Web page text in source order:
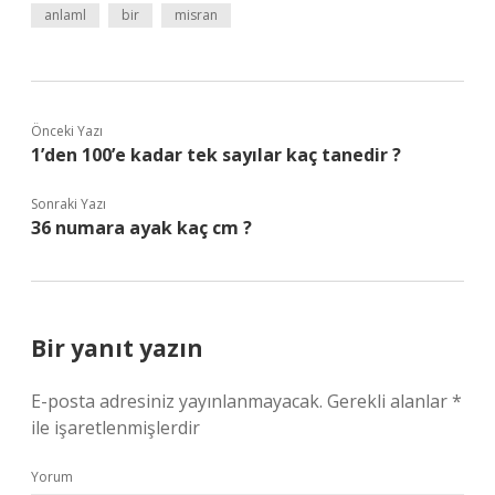
anlaml bir misran
Önceki Yazı
1’den 100’e kadar tek sayılar kaç tanedir ?
Sonraki Yazı
36 numara ayak kaç cm ?
Bir yanıt yazın
E-posta adresiniz yayınlanmayacak. Gerekli alanlar*
ile işaretlenmişlerdir
Yorum